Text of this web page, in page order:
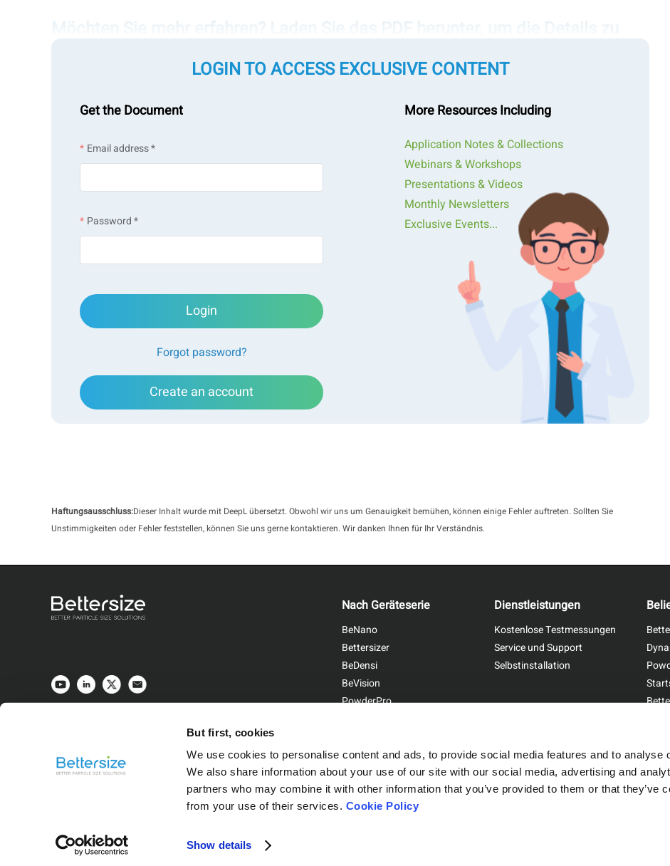
But first, cookies
We use cookies to personalise content and ads, to provide social media features and to analyse
We also share information about your use of our site with our social media, advertising and
partners who may combine it with other information that you’ve provided to them or that they’ve
from your use of their services. Cookie Policy
Show details
Senior Application Scientist @ Bettersize Inc
LOGIN TO ACCESS EXCLUSIVE CONTENT
Get the Document
Email address *
Password *
Login
Forgot password?
Create an account
More Resources Including
Application Notes & Collections
Webinars & Workshops
Presentations & Videos
Monthly Newsletters
Exclusive Events...
Haftungsausschluss:Dieser Inhalt wurde mit DeepL übersetzt. Obwohl wir uns um Genauigkeit bemühen, können einige Fehler auftreten. Sollten Sie
Unstimmigkeiten oder Fehler feststellen, können Sie uns gerne kontaktieren. Wir danken Ihnen für Ihr Verständnis.
Nach Geräteserie
BeNano
Bettersizer
BeDensi
BeVision
PowderPro
Dienstleistungen
Kostenlose Testmessungen
Service und Support
Selbstinstallation
Sitemap| Privacy Policy